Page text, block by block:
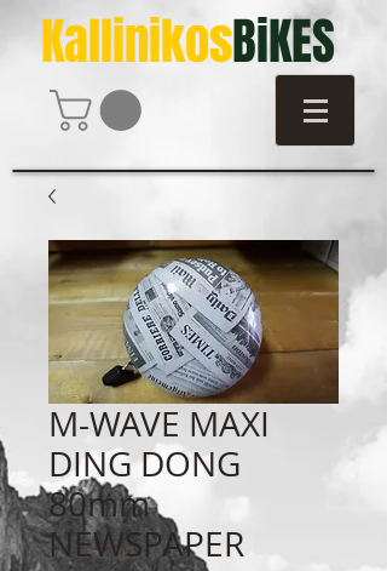
KallinikosBiKES
M-WAVE MAXI
DING DONG
80mm
NEWSPAPER